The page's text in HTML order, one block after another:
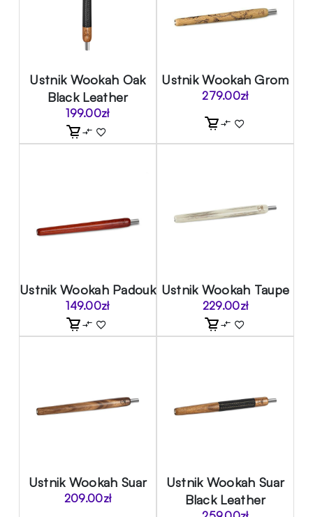
Ustnik Wookah Oak
Black Leather
199.00zł
Ustnik Wookah Grom
279.00zł
Ustnik Wookah Padouk
149.00zł
Ustnik Wookah Taupe
229.00zł
Ustnik Wookah Suar
209.00zł
Ustnik Wookah Suar
Black Leather